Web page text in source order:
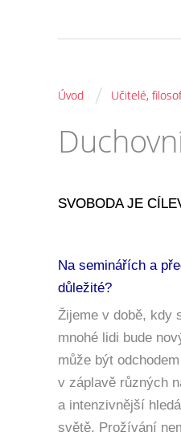
Úvod / Učitelé,
SVOBODA JE
Na seminářích a
důležité?
Žijeme v době, kdy
mnohé lidi bude
může být
v záplavě různých
a intenzivnější
světě. Prožívání